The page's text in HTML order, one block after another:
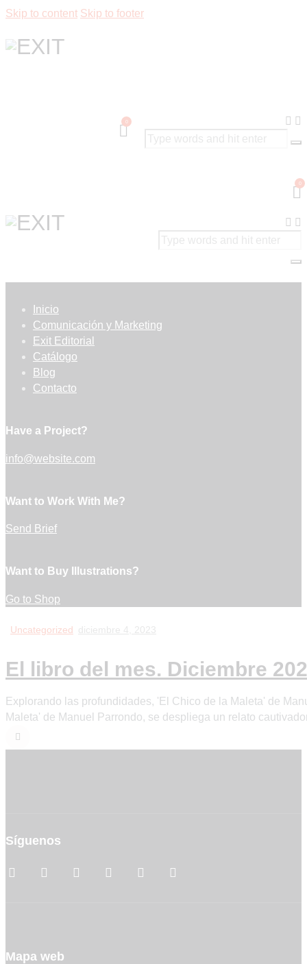
Skip to content Skip to footer
0
0
Inicio
Comunicación y Marketing
Exit Editorial
Catálogo
Blog
Contacto
Have a Project?
info@website.com
Want to Work With Me?
Send Brief
Want to Buy Illustrations?
Go to Shop
Uncategorized diciembre 4, 2023
El libro del mes. Diciembre
Explorando las profundidades, 'El Chico de la Maleta' de
Maleta' de Manuel Parrondo, se despliega un relato
Síguenos
Mapa web